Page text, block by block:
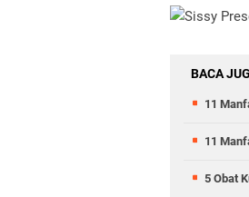
BACA
11
11
5 Obat